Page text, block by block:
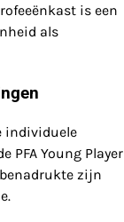
is een
als
individuele
PFA Young Player
zijn